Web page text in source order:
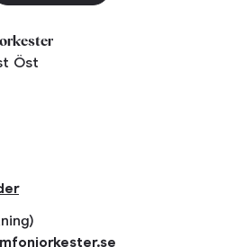
Öst